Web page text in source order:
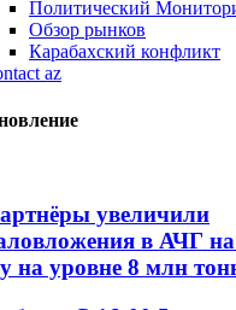
Политический
Обзор рынков
Карабахский конфликт
az
увеличили
в АЧГ
на уровне 8 млн